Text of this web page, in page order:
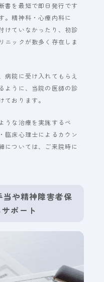
書を最短で即日発行です
。精神科・心療内科に
けていなかったり、初診
ニックが数多く存在しま
病院に受け入れてもらえ
ように、当院の医師の診
おります。
うな治療を実施するべ
臨床心理士によるカウン
については、ご来院時に
や精神障害者保
ポート